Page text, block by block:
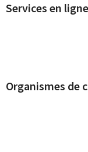
Services en
Organismes de